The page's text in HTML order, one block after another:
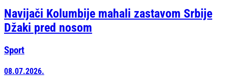
Navijači Kolumbije mahali zastavom Srbije
Džaki pred nosom
Sport
08.07.2026.